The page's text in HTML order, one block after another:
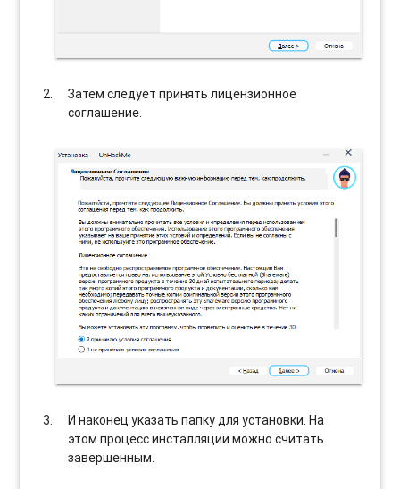
Затем следует принять лицензионное
соглашение.
И наконец указать папку для установки. На
этом процесс инсталляции можно считать
завершенным.